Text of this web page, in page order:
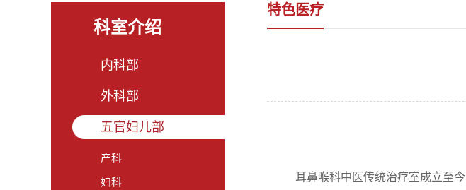
科室介绍
内科部
外科部
五官妇儿部
产科
妇科
特色医疗
耳鼻喉科中医传统治疗室成立至